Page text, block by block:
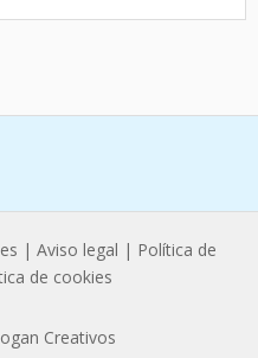
| Aviso legal | Política de
de cookies
Creativos